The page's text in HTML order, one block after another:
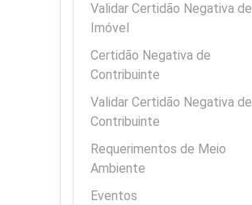
Validar Certidão Negativa de
Imóvel
Certidão Negativa de
Contribuinte
Validar Certidão Negativa de
Contribuinte
Requerimentos de Meio
Ambiente
Eventos